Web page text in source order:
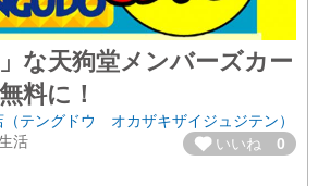
な天狗堂メンバーズカー
料に！
テングドウ オカザキザイジュジテン）
活
いいね0